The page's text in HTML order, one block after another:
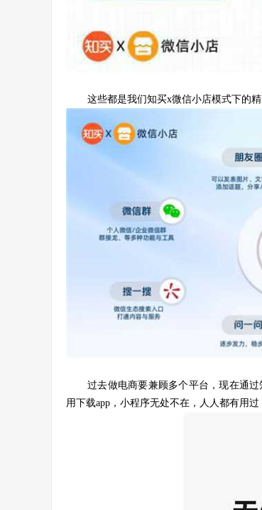
这些都是我们知买x微信小店模式下的
过去做电商要兼顾多个平台，现在通
用下载app，小程序无处不在，人人都有用过